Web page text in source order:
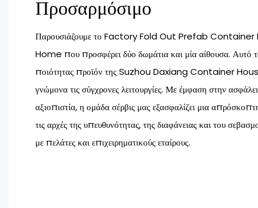
Προσαρμόσιμο
Παρουσιάζουμε το Factory Fold Out Prefab
Home που προσφέρει δύο δωμάτια και μία αίθουσα. Αυτό
ποιότητας προϊόν της Suzhou Daxiang Container
γνώμονα τις σύγχρονες λειτουργίες. Με έμφαση στην
αξιοπιστία, η ομάδα σέρβις μας εξασφαλίζει μια
τις αρχές της υπευθυνότητας, της διαφάνειας και του
με πελάτες και επιχειρηματικούς εταίρους.